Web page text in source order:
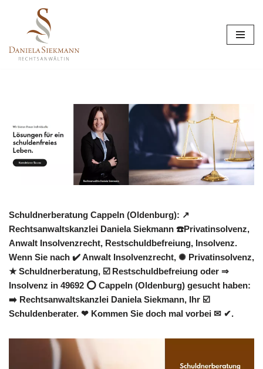
Inhalt
springen
Schuldnerberatung Cappeln (Oldenburg): ↗️
Rechtsanwaltskanzlei Daniela Siekmann ☎️Privatinsolvenz,
Anwalt Insolvenzrecht, Restschuldbefreiung, Insolvenz.
Wenn Sie nach ✔️ Anwalt Insolvenzrecht, ✺ Privatinsolvenz,
★ Schuldnerberatung, ☑️ Restschuldbefreiung oder ⇒
Insolvenz in 49692 ⭕ Cappeln (Oldenburg) gesucht haben:
➡️ Rechtsanwaltskanzlei Daniela Siekmann, Ihr ☑️
Schuldenberater. ❤ Kommen Sie doch mal vorbei ✉ ✔.